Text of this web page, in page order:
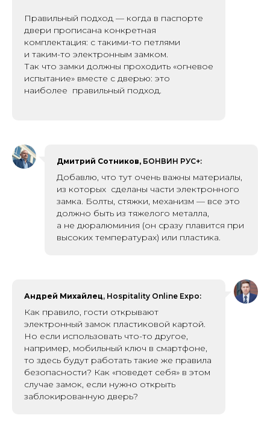
Правильный подход — когда в паспорте
двери прописана конкретная
комплектация: с такими-то петлями
и таким-то электронным замком.
Так что замки должны проходить «огневое
испытание» вместе с дверью: это
наиболее правильный подход.
Дмитрий Сотников, БОНВИН РУС+:
Добавлю, что тут очень важны материалы,
из которых сделаны части электронного
замка. Болты, стяжки, механизм — все это
должно быть из тяжелого металла,
а не дюралюминия (он сразу плавится при
высоких температурах) или пластика.
Андрей Михайлец, Hospitality Online Expo:
Как правило, гости открывают
электронный замок пластиковой картой.
Но если использовать что-то другое,
например, мобильный ключ в смартфоне,
то здесь будут работать такие же правила
безопасности? Как «поведет себя» в этом
случае замок, если нужно открыть
заблокированную дверь?